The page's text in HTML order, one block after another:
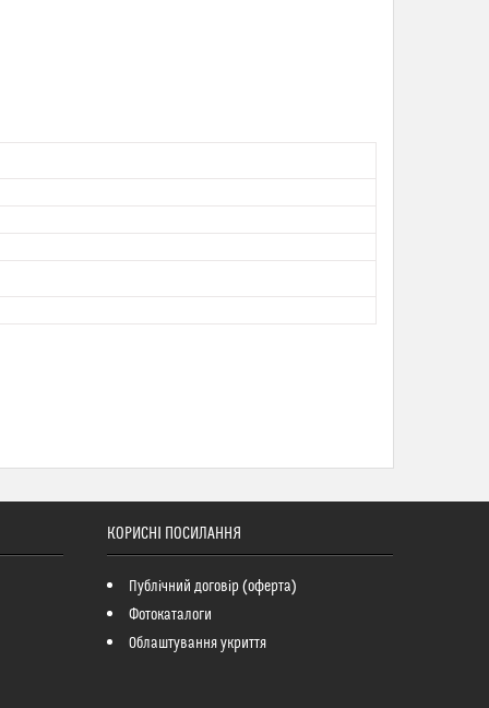
КОРИСНІ ПОСИЛАННЯ
Публічний договір (оферта)
Фотокаталоги
Облаштування укриття